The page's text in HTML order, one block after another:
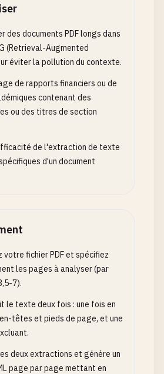
des documents PDF longs dans
(Retrieval-Augmented
éviter la pollution du contexte.
de rapports financiers ou de
contenant des
ou des titres de section
de l'extraction de texte
d'un document
votre fichier PDF et spécifiez
les pages à analyser (par
7).
le texte deux fois : une fois en
têtes et pieds de page, et une
deux extractions et génère un
page par page mettant en